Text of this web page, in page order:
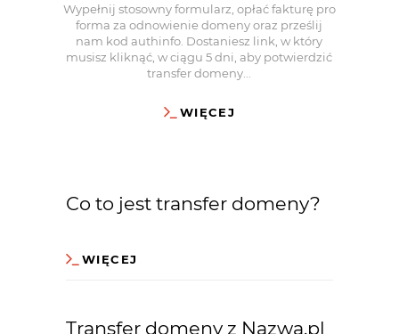
Wypełnij stosowny formularz, opłać fakturę pro
forma za odnowienie domeny oraz prześlij
nam kod authinfo. Dostaniesz link, w który
musisz kliknąć, w ciągu 5 dni, aby potwierdzić
transfer domeny...
WIĘCEJ
Co to jest transfer domeny?
WIĘCEJ
Transfer domeny z Nazwa.pl